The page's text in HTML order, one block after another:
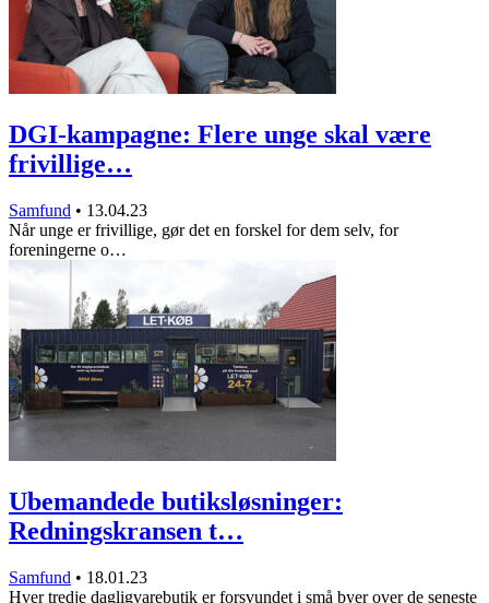
DGI-kampagne: Flere unge skal være
frivillige…
Samfund • 13.04.23
Når unge er frivillige, gør det en forskel for dem selv, for
foreningerne o…
Ubemandede butiksløsninger:
Redningskransen t…
Samfund • 18.01.23
Hver tredje dagligvarebutik er forsvundet i små byer over de seneste